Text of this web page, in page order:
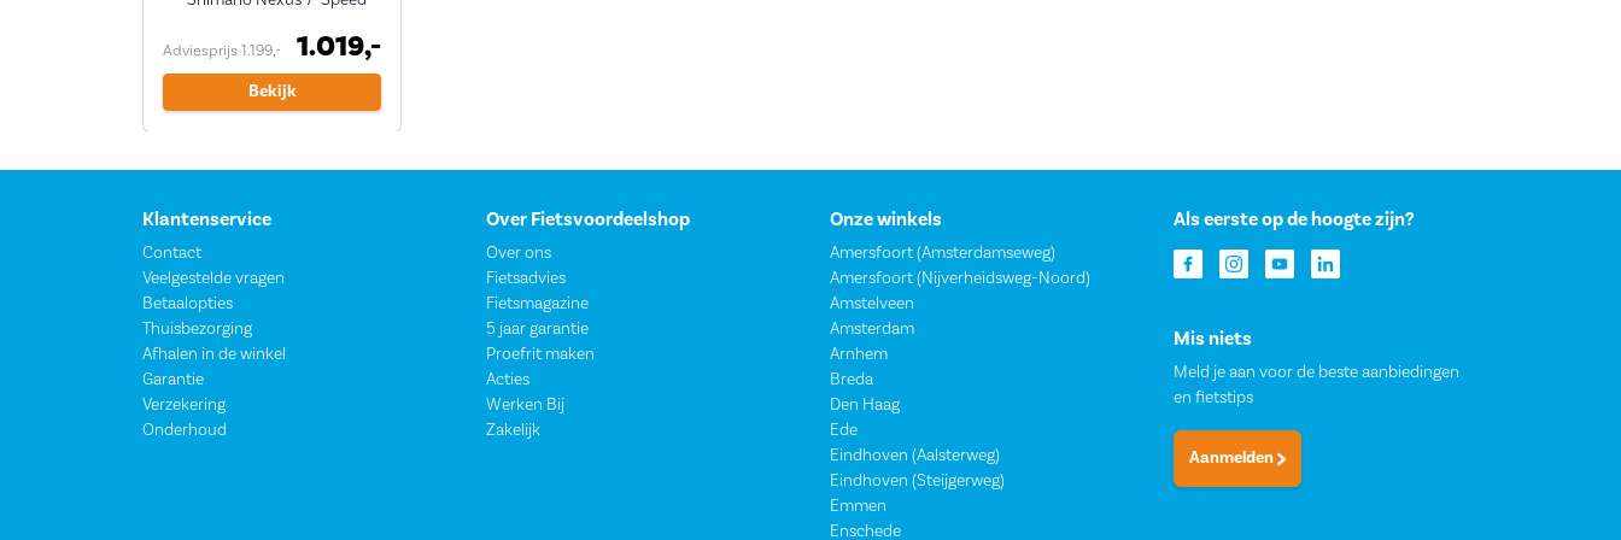
Adviesprijs 1.199,- 1.019,-
Bekijk
Klantenservice
Contact
Veelgestelde vragen
Betaalopties
Thuisbezorging
Afhalen in de winkel
Garantie
Verzekering
Onderhoud
Over Fietsvoordeelshop
Over ons
Fietsadvies
Fietsmagazine
5 jaar garantie
Proefrit maken
Acties
Werken Bij
Zakelijk
Onze winkels
Amersfoort (Amsterdamseweg)
Amersfoort (Nijverheidsweg-Noord)
Amstelveen
Amsterdam
Arnhem
Breda
Den Haag
Ede
Eindhoven (Aalsterweg)
Eindhoven (Steijgerweg)
Emmen
Enschede
Als eerste op de hoogte zijn?
Mis niets
Meld je aan voor de beste aanbiedingen
en fietstips
Aanmelden